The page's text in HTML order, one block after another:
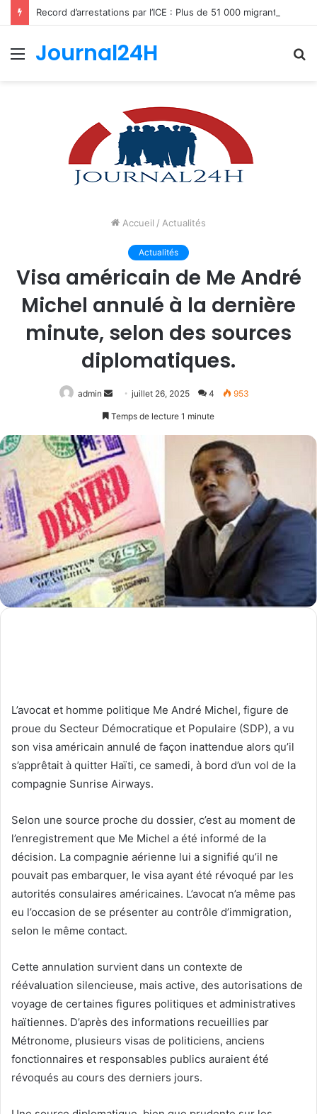
Menu
Journal24H
Accueil / Actualités
Actualités
Visa américain de Me André
Michel annulé à la dernière
minute, selon des sources
diplomatiques.
admin
Envoyerjuillet 26, 2025 4 953
Temps de lecture 1 minute
L’avocat et homme politique Me André Michel, figure de
proue du Secteur Démocratique et Populaire (SDP), a vu
son visa américain annulé de façon inattendue alors qu’il
s’apprêtait à quitter Haïti, ce samedi, à bord d’un vol de la
compagnie Sunrise Airways.
Selon une source proche du dossier, c’est au moment de
l’enregistrement que Me Michel a été informé de la
décision. La compagnie aérienne lui a signifié qu’il ne
pouvait pas embarquer, le visa ayant été révoqué par les
autorités consulaires américaines. L’avocat n’a même pas
eu l’occasion de se présenter au contrôle d’immigration,
selon le même contact.
Cette annulation survient dans un contexte de
réévaluation silencieuse, mais active, des autorisations de
voyage de certaines figures politiques et administratives
haïtiennes. D’après des informations recueillies par
Métronome, plusieurs visas de politiciens, anciens
fonctionnaires et responsables publics auraient été
révoqués au cours des derniers jours.